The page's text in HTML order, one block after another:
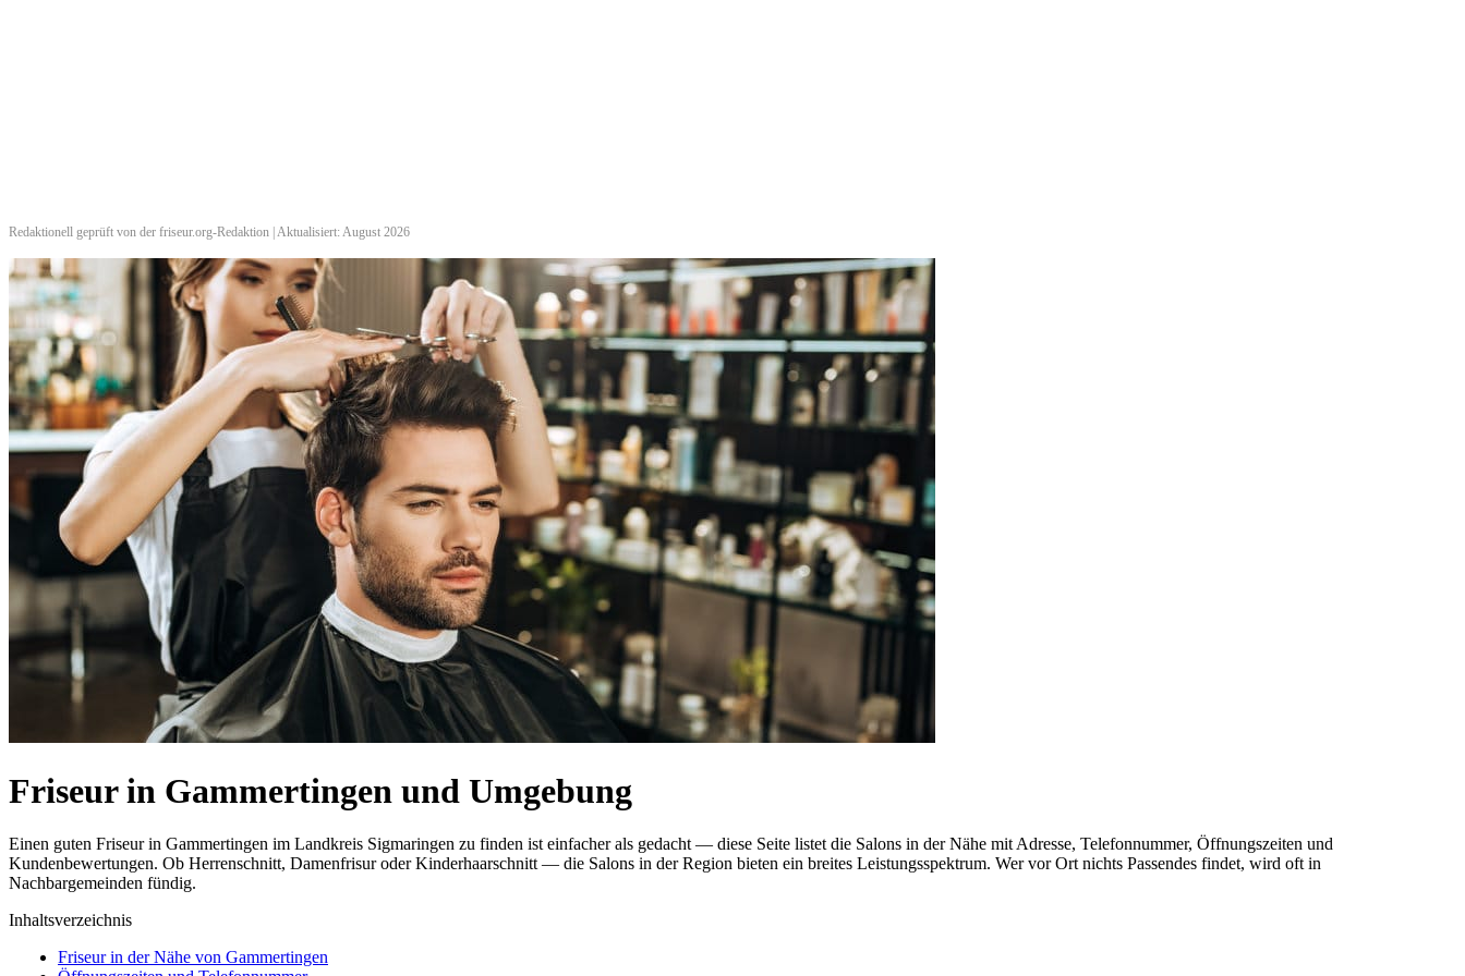
Redaktionell geprüft von der friseur.org-Redaktion | Aktualisiert: August 2026
Friseur in Gammertingen und Umgebung
Einen guten Friseur in Gammertingen im Landkreis Sigmaringen zu finden ist einfacher als gedacht — diese Seite listet die Salons in der Nähe mit Adresse, Telefonnummer, Öffnungszeiten und
Kundenbewertungen. Ob Herrenschnitt, Damenfrisur oder Kinderhaarschnitt — die Salons in der Region bieten ein breites Leistungsspektrum. Wer vor Ort nichts Passendes findet, wird oft in
Nachbargemeinden fündig.
Inhaltsverzeichnis
Friseur in der Nähe von Gammertingen